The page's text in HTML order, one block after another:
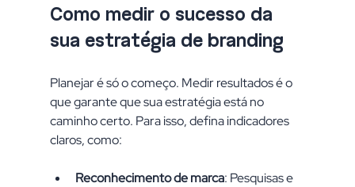
Como medir o sucesso da
sua estratégia de branding
Planejar é só o começo. Medir resultados é o
que garante que sua estratégia está no
caminho certo. Para isso, defina indicadores
claros, como:
Reconhecimento de marca: Pesquisas e